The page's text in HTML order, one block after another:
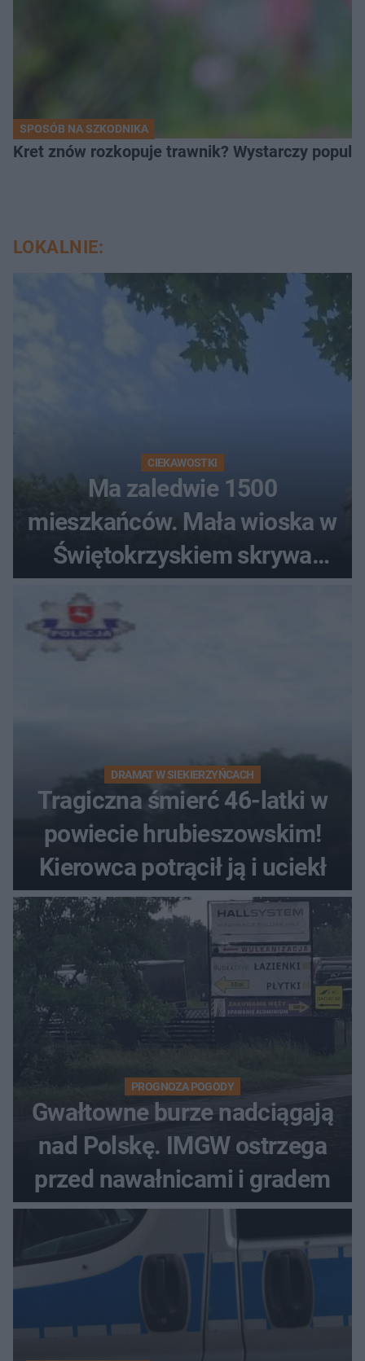
SPOSÓB NA SZKODNIKA
Kret znów rozkopuje trawnik? Wystarczy
LOKALNIE:
CIEKAWOSTKI
Ma zaledwie 1500
mieszkańców. Mała wioska w
Świętokrzyskiem skrywa
zabytki, bywał tu nawet król
DRAMAT W SIEKIERZYŃCACH
Tragiczna śmierć 46-latki w
powiecie hrubieszowskim!
Kierowca potrącił ją i uciekł
PROGNOZA POGODY
Gwałtowne burze nadciągają
nad Polskę. IMGW ostrzega
przed nawałnicami i gradem